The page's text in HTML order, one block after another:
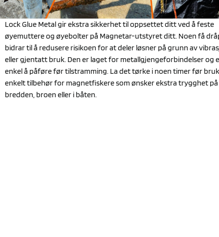
Lock Glue Metal gir ekstra sikkerhet til oppsettet ditt ved å feste
øyemuttere og øyebolter på Magnetar-utstyret ditt. Noen få
bidrar til å redusere risikoen for at deler løsner på grunn av
eller gjentatt bruk. Den er laget for metallgjengeforbindelser og
enkel å påføre før tilstramming. La det tørke i noen timer før
enkelt tilbehør for magnetfiskere som ønsker ekstra trygghet på
bredden, broen eller i båten.